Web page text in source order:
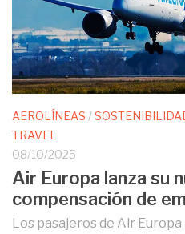
AEROLÍNEAS /
TRAVEL
08/10/2025
Air Europa lanza su
compensación de
Los pasajeros de Air